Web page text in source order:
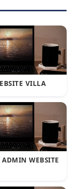
VILLA
WEBSITE